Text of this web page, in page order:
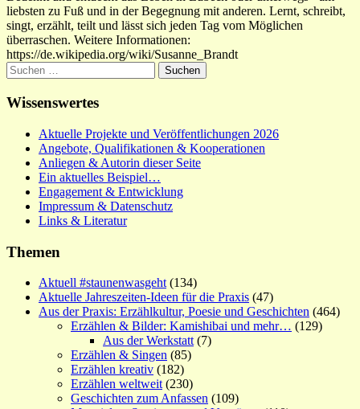
liebsten zu Fuß und in der Begegnung mit anderen. Lernt, schreibt,
singt, erzählt, teilt und lässt sich jeden Tag vom Möglichen
überraschen. Weitere Informationen:
https://de.wikipedia.org/wiki/Susanne_Brandt
Suchen
nach:
Wissenswertes
Aktuelle Projekte und Veröffentlichungen 2026
Angebote, Qualifikationen & Kooperationen
Anliegen & Autorin dieser Seite
Ein aktuelles Beispiel…
Engagement & Entwicklung
Impressum & Datenschutz
Links & Literatur
Themen
Aktuell #staunenwasgeht (134)
Aktuelle Jahreszeiten-Ideen für die Praxis (47)
Aus der Praxis: Erzählkultur, Poesie und Geschichten (464)
Erzählen & Bilder: Kamishibai und mehr… (129)
Aus der Werkstatt (7)
Erzählen & Singen (85)
Erzählen kreativ (182)
Erzählen weltweit (230)
Geschichten zum Anfassen (109)